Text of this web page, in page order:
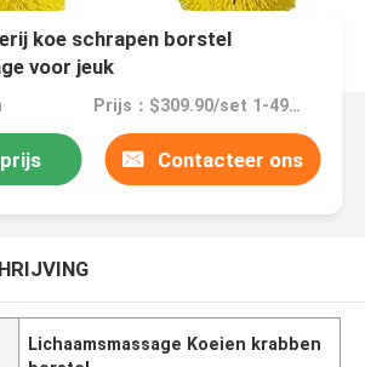
koe schrapen borstel
voor jeuk
Prijs：$309.90/set 1-49 sets
Contacteer ons
Lichaamsmassage Koeien krabben